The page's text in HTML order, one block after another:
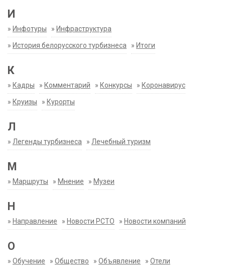
И
» Инфотуры » Инфраструктура
» История белорусского турбизнеса » Итоги
К
» Кадры » Комментарий » Конкурсы » Коронавирус
» Круизы » Курорты
Л
» Легенды турбизнеса » Лечебный туризм
М
» Маршруты » Мнение » Музеи
Н
» Направление » Новости РСТО » Новости компаний
О
» Обучение » Общество » Объявление » Отели